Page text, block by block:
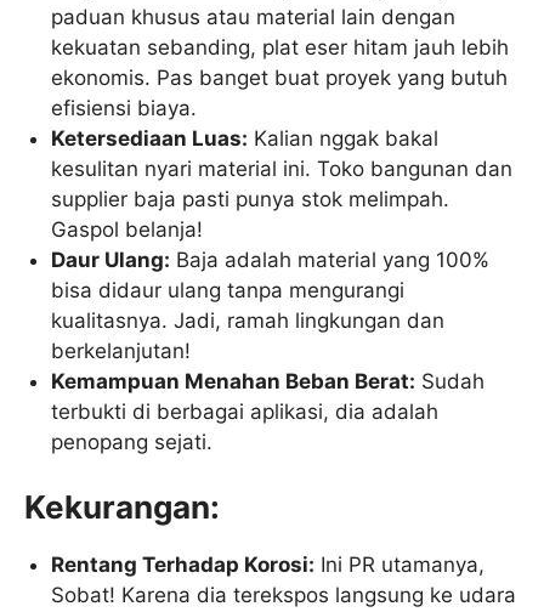
paduan khusus atau material lain dengan
kekuatan sebanding, plat eser hitam jauh lebih
ekonomis. Pas banget buat proyek yang butuh
efisiensi biaya.
Ketersediaan Luas: Kalian nggak bakal
kesulitan nyari material ini. Toko bangunan dan
supplier baja pasti punya stok melimpah.
Gaspol belanja!
Daur Ulang: Baja adalah material yang 100%
bisa didaur ulang tanpa mengurangi
kualitasnya. Jadi, ramah lingkungan dan
berkelanjutan!
Kemampuan Menahan Beban Berat: Sudah
terbukti di berbagai aplikasi, dia adalah
penopang sejati.
Kekurangan:
Rentang Terhadap Korosi: Ini PR utamanya,
Sobat! Karena dia terekspos langsung ke udara